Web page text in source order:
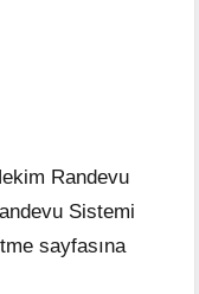
Randevu
Sistemi
sayfasına